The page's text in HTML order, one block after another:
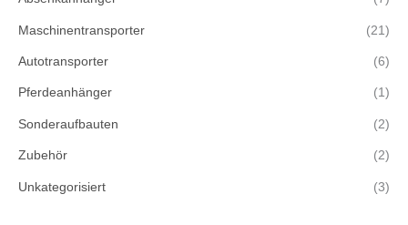
Maschinentransporter (21)
Autotransporter (6)
Pferdeanhänger (1)
Sonderaufbauten (2)
Zubehör (2)
Unkategorisiert (3)